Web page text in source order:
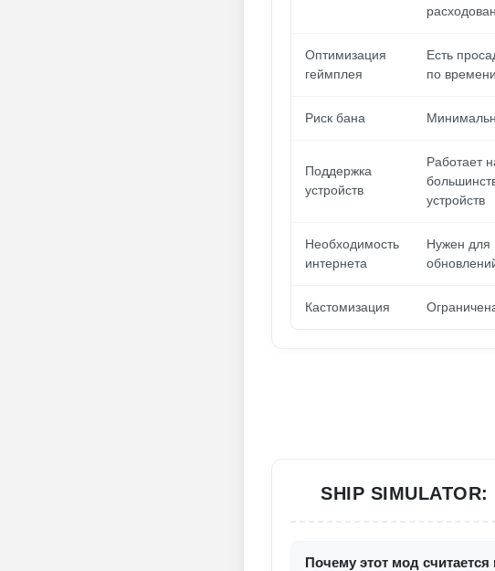
Оптимизация
геймплея
Есть
по времени
Риск бана
Поддержка
устройств
Работает
устройств
Необходимость
интернета
Нужен для
Кастомизация
SHIP
Почему этот мод